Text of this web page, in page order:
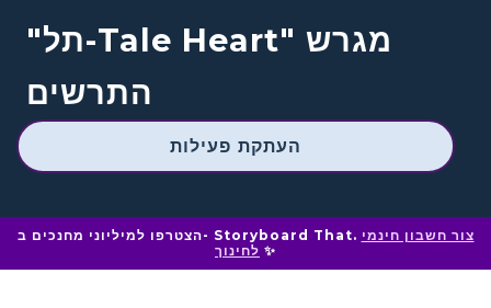
"תל-Tale Heart" מגרש
התרשים
העתקת פעילות
הצטרפו למיליוני מחנכים ב- Storyboard That. צור חשבון חינמי
לחינוך ✨